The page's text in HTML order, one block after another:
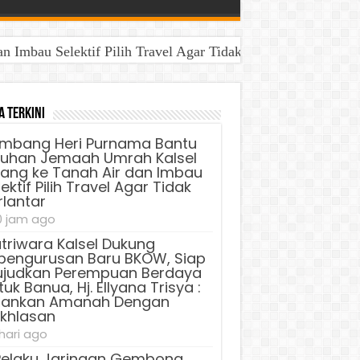
Imbau Selektif Pilih Travel Agar Tidak Terlantar
Untuk Banua, Hj. Ellyana Trisya : Jalankan Amanah
Terkini
Heri Purnama Bantu
Jemaah Umrah Kalsel
ke Tanah Air dan Imbau
Pilih Travel Agar Tidak
jam ago
Kalsel Dukung
Baru BKOW, Siap
Perempuan Berdaya
Banua, Hj. Ellyana Trisya :
Amanah Dengan
ago